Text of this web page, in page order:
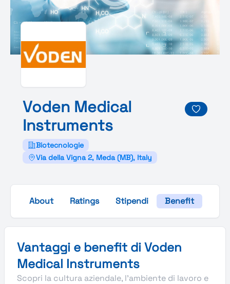
Voden Medical
Instruments
Biotecnologie
Via della Vigna 2, Meda (MB), Italy
About Ratings Stipendi Benefit
Vantaggi e benefit di Voden
Medical Instruments
Scopri la cultura aziendale, l’ambiente di lavoro e